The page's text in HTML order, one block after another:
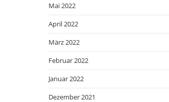
Mai 2022
April 2022
März 2022
Februar 2022
Januar 2022
Dezember 2021